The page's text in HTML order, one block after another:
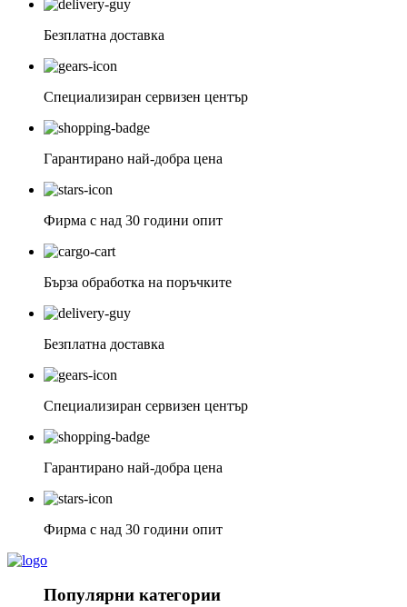
Безплатна доставка
Специализиран сервизен център
Гарантирано най-добра цена
Фирма с над 30 години опит
Бърза обработка на поръчките
Безплатна доставка
Специализиран сервизен център
Гарантирано най-добра цена
Фирма с над 30 години опит
Популярни категории